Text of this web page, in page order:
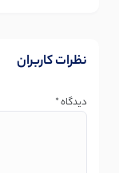
نظرات کاربران
دیدگاه*